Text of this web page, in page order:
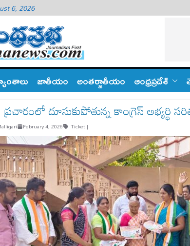
6, 2026
జాతీయం అంతర్జాతీయం ఆంధ్ర‌ప్ర‌దేశ్
దూసుకుపోతున్న కాంగ్రెస్ అభ్యర్థి
February 4, 2026 Ticket |